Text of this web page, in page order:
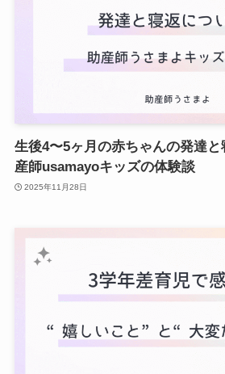
生後4〜5ヶ月の赤ちゃんの発達
産師usamayoキッズの体験談
2025年11月28日